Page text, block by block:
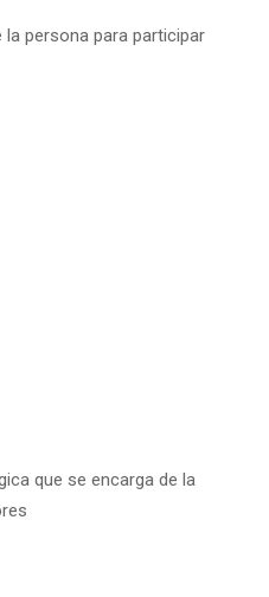
la persona para participar
que se encarga de la